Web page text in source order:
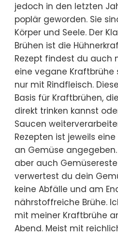
jedoch in den letzten
poplär geworden. Sie
Körper und Seele. Der
Brühen ist die
Rezept findest du auch
eine vegane Kraftbrühe
nur mit Rindfleisch.
Basis für Kraftbrühen,
direkt trinken kannst
Saucen
Rezepten ist jeweils
an Gemüse
aber auch
verwertest du dein
keine Abfälle und am
nährstoffreiche Brühe.
mit meiner Kraftbrühe
Abend. Meist mit